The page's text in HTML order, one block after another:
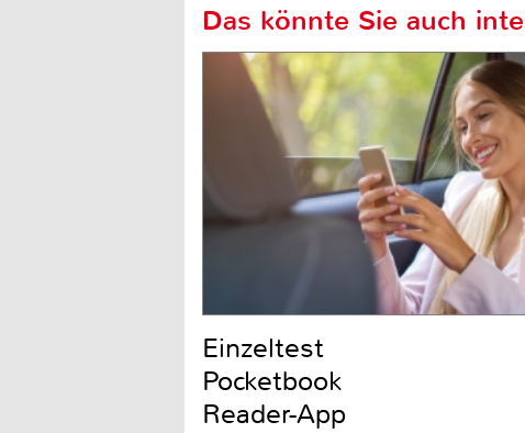
Das könnte Sie auch
Einzeltest
Pocketbook
Reader-App